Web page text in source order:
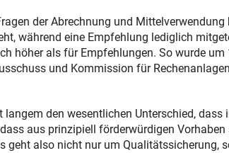
der Abrechnung und
während eine Empfehlung lediglich
höher als für Empfehlungen. So wurde
und Kommission für
den wesentlichen Unterschied, dass
aus prinzipiell förderwürdigen
geht also nicht nur um Qualitätssicherung,